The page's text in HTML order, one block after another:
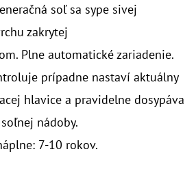
soľ sa sype sivej
zakrytej
Plne automatické zariadenie.
prípadne nastaví aktuálny
hlavice a pravidelne dosypáva
nádoby.
7-10 rokov.